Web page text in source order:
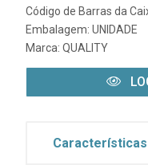
Código de Barras da
Embalagem: UNIDADE
Marca: QUALITY
Características